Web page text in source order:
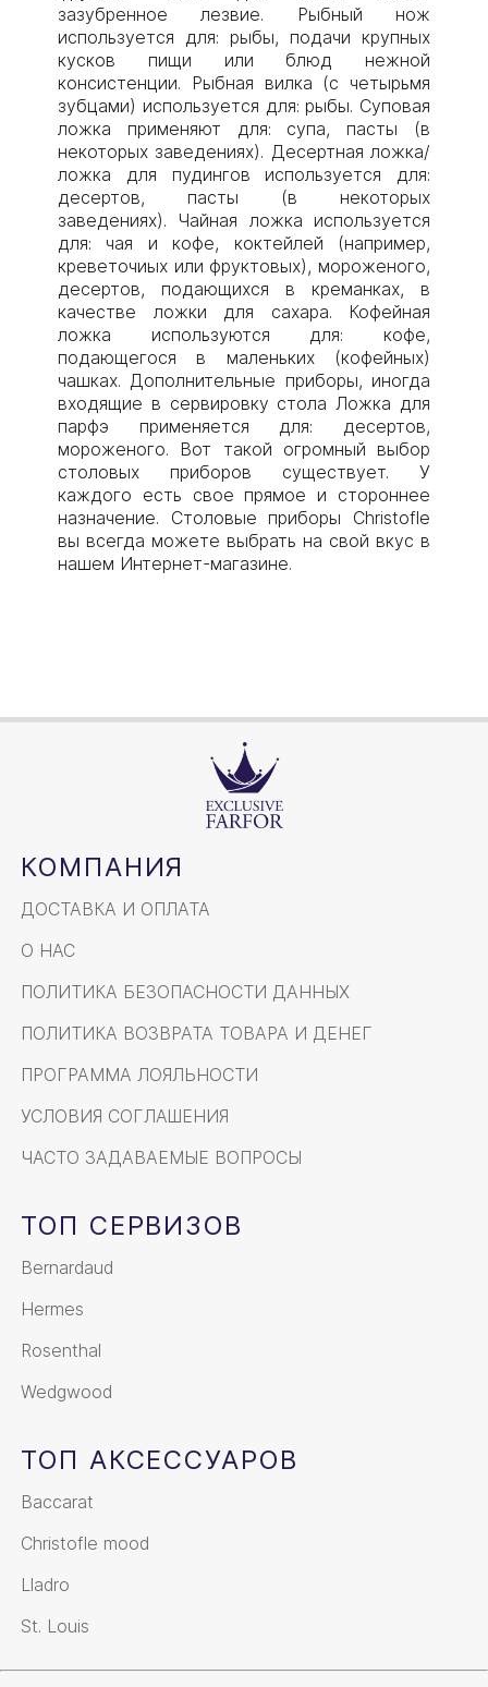
зазубренное лезвие. Рыбный нож
используется для: рыбы, подачи крупных
кусков пищи или блюд нежной
консистенции. Рыбная вилка (с четырьмя
зубцами) используется для: рыбы. Суповая
ложка применяют для: супа, пасты (в
некоторых заведениях). Десертная ложка/
ложка для пудингов используется для:
десертов, пасты (в некоторых
заведениях). Чайная ложка используется
для: чая и кофе, коктейлей (например,
креветочиых или фруктовых), мороженого,
десертов, подающихся в креманках, в
качестве ложки для сахара. Кофейная
ложка используются для: кофе,
подающегося в маленьких (кофейных)
чашках. Дополнительные приборы, иногда
входящие в сервировку стола Ложка для
парфэ применяется для: десертов,
мороженого. Вот такой огромный выбор
столовых приборов существует. У
каждого есть свое прямое и стороннее
назначение. Столовые приборы Christofle
вы всегда можете выбрать на свой вкус в
нашем Интернет-магазине.
КОМПАНИЯ
ДОСТАВКА И ОПЛАТА
О НАС
ПОЛИТИКА БЕЗОПАСНОСТИ ДАННЫХ
ПОЛИТИКА ВОЗВРАТА ТОВАРА И ДЕНЕГ
ПРОГРАММА ЛОЯЛЬНОСТИ
УСЛОВИЯ СОГЛАШЕНИЯ
ЧАСТО ЗАДАВАЕМЫЕ ВОПРОСЫ
ТОП СЕРВИЗОВ
Bernardaud
Hermes
Rosenthal
Wedgwood
ТОП АКСЕССУАРОВ
Baccarat
Christofle mood
Lladro
St. Louis